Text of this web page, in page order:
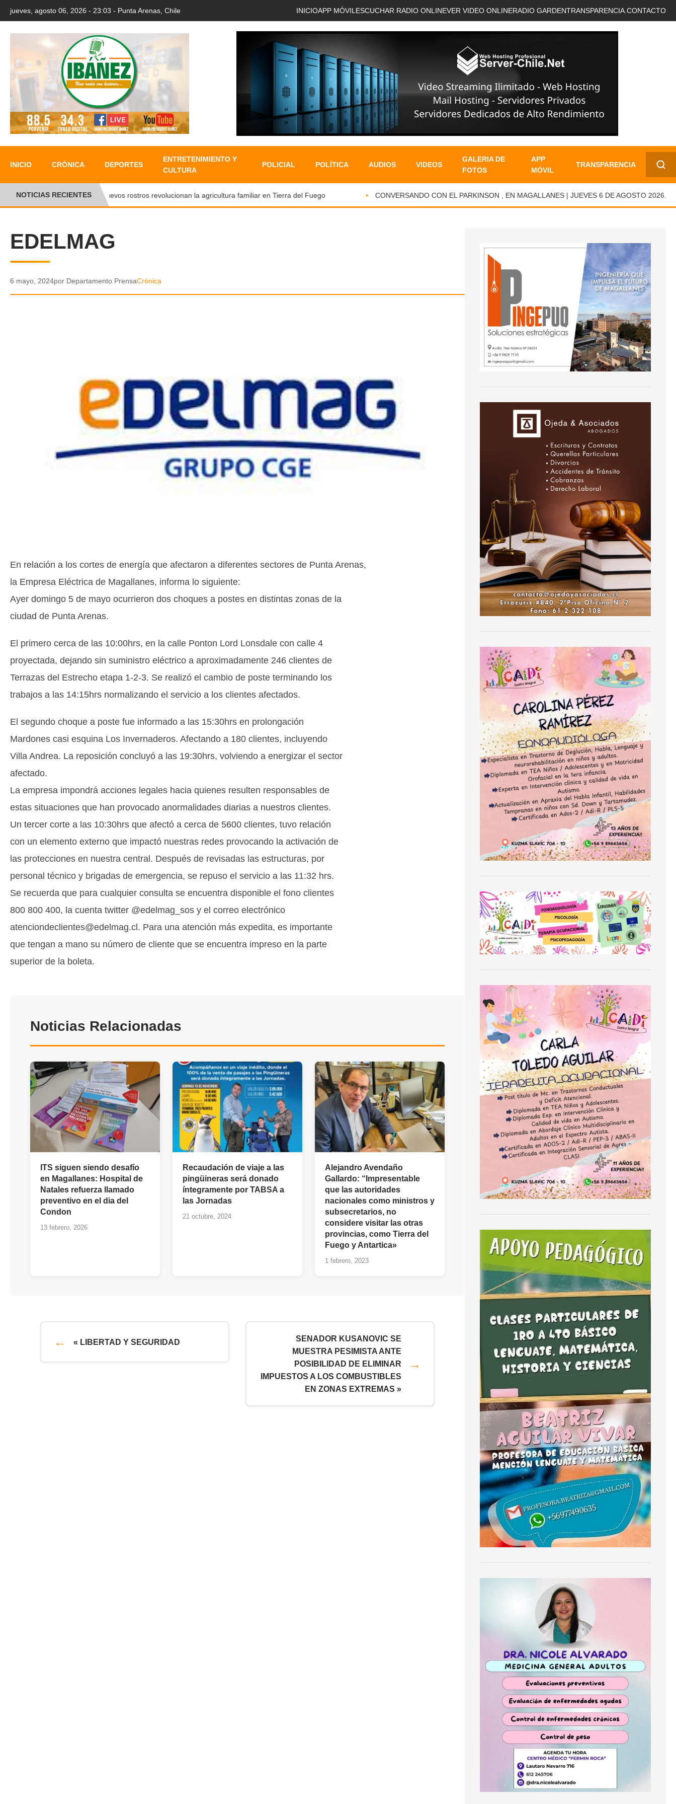
jueves, agosto 06, 2026 - 23:03 - Punta Arenas, Chile INICIOAPP MÓVIL ESCUCHAR RADIO ONLINEVER VIDEO ONLINERADIO GARDENTRANSPARENCIA. CONTACTO
INICIO CRÓNICA DEPORTES
ENTRETENIMIENTO Y
CULTURA
POLICIAL POLÍTICA AUDIOS VIDEOS
GALERIA DE
FOTOS
APP
MÓVIL
TRANSPARENCIA
✕
NOTICIAS RECIENTESNuevos rostros revolucionan la agricultura familiar en Tierra del Fuego CONVERSANDO CON EL PARKINSON , EN MAGALLANES | JUEVES 6 DE AGOSTO 2026.
EDELMAG
6 mayo, 2024por Departamento PrensaCrónica
En relación a los cortes de energía que afectaron a diferentes sectores de Punta Arenas,
la Empresa Eléctrica de Magallanes, informa lo siguiente:
Ayer domingo 5 de mayo ocurrieron dos choques a postes en distintas zonas de la
ciudad de Punta Arenas.
El primero cerca de las 10:00hrs, en la calle Ponton Lord Lonsdale con calle 4
proyectada, dejando sin suministro eléctrico a aproximadamente 246 clientes de
Terrazas del Estrecho etapa 1-2-3. Se realizó el cambio de poste terminando los
trabajos a las 14:15hrs normalizando el servicio a los clientes afectados.
El segundo choque a poste fue informado a las 15:30hrs en prolongación
Mardones casi esquina Los Invernaderos. Afectando a 180 clientes, incluyendo
Villa Andrea. La reposición concluyó a las 19:30hrs, volviendo a energizar el sector
afectado.
La empresa impondrá acciones legales hacia quienes resulten responsables de
estas situaciones que han provocado anormalidades diarias a nuestros clientes.
Un tercer corte a las 10:30hrs que afectó a cerca de 5600 clientes, tuvo relación
con un elemento externo que impactó nuestras redes provocando la activación de
las protecciones en nuestra central. Después de revisadas las estructuras, por
personal técnico y brigadas de emergencia, se repuso el servicio a las 11:32 hrs.
Se recuerda que para cualquier consulta se encuentra disponible el fono clientes
800 800 400, la cuenta twitter @edelmag_sos y el correo electrónico
atenciondeclientes@edelmag.cl. Para una atención más expedita, es importante
que tengan a mano su número de cliente que se encuentra impreso en la parte
superior de la boleta.
Noticias Relacionadas
ITS siguen siendo desafío
en Magallanes: Hospital de
Natales refuerza llamado
preventivo en el dia del
Condon
13 febrero, 2026
Recaudación de viaje a las
pingüineras será donado
íntegramente por TABSA a
las Jornadas
21 octubre, 2024
Alejandro Avendaño
Gallardo: “Impresentable
que las autoridades
nacionales como ministros y
subsecretarios, no
considere visitar las otras
provincias, como Tierra del
Fuego y Antartica»
1 febrero, 2023
« LIBERTAD Y SEGURIDAD
SENADOR KUSANOVIC SE
MUESTRA PESIMISTA ANTE
POSIBILIDAD DE ELIMINAR
IMPUESTOS A LOS COMBUSTIBLES
EN ZONAS EXTREMAS »